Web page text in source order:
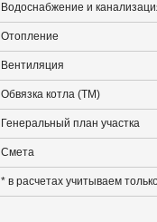
Водоснабжение и
Отопление
Вентиляция
Обвязка котла (ТМ)
Генеральный план участка
Смета
* в расчетах учитываем